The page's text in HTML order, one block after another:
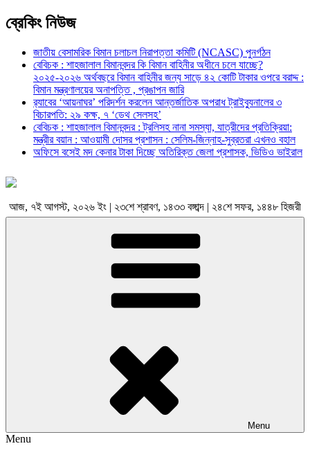
ব্রেকিং নিউজ
জাতীয় বেসামরিক বিমান চলাচল নিরাপত্তা কমিটি (NCASC) পুনর্গঠন
বেবিচক : শাহজালাল বিমানবন্দর কি বিমান বাহিনীর অধীনে চলে যাচ্ছে?
২০২৫-২০২৬ অর্থবছরে বিমান বাহিনীর জন্য সাড়ে ৪২ কোটি টাকার ওপরে বরাদ্দ :
বিমান মন্ত্রণালয়ের অনাপত্তি , প্রঙাপন জারি
র‍্যাবের ‘আয়নাঘর’ পরিদর্শন করলেন আন্তর্জাতিক অপরাধ ট্রাইব্যুনালের ৩
বিচারপতি: ২৯ কক্ষ, ৭ ‘ডেথ সেলসহ’
বেবিচক : শাহজালাল বিমানবন্দর : ট্রলিসহ নানা সমস্যা, যাত্রীদের প্রতিক্রিয়া:
মন্ত্রীর বয়ান : আওয়ামী দোসর প্রশাসন : সেলিম-জিন্নাহ-সুব্রতরা এখনও বহাল
অফিসে বসেই মদ কেনার টাকা দিচ্ছে অতিরিক্ত জেলা প্রশাসক, ভিডিও ভাইরাল
আজ, ৭ই আগস্ট, ২০২৬ ইং | ২৩শে শ্রাবণ, ১৪৩৩ বঙ্গাব্দ | ২৪শে সফর, ১৪৪৮ হিজরী
Menu
Menu